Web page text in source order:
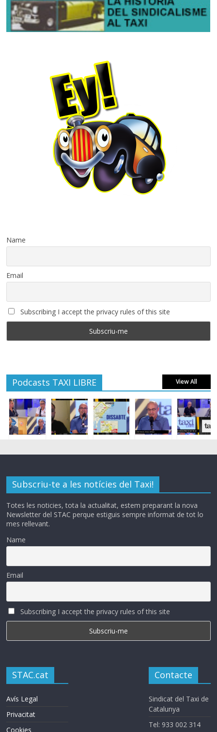
Name
Email
Subscribing I accept the privacy rules of this site
Podcasts TAXI LIBRE View All
Subscriu-te a les notícies del Taxi!
Totes les noticies, tota la actualitat, estem preparant la nova
Newsletter del STAC perque estiguis sempre informat de tot lo
mes rellevant.
Name
Email
Subscribing I accept the privacy rules of this site
STAC.cat
Avís Legal
Privacitat
Cookies
Contacte
Sindicat del Taxi de
Catalunya
Tel: 933 002 314